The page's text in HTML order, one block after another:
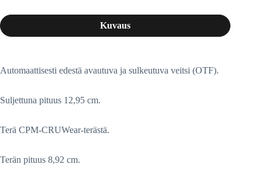
Kuvaus
Automaattisesti edestä avautuva ja sulkeutuva veitsi (OTF).
Suljettuna pituus 12,95 cm.
Terä CPM-CRUWear-terästä.
Terän pituus 8,92 cm.